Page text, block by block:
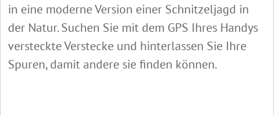
in eine moderne Version einer Schnitzeljagd in
der Natur. Suchen Sie mit dem GPS Ihres Handys
versteckte Verstecke und hinterlassen Sie Ihre
Spuren, damit andere sie finden können.